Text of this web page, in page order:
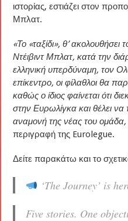
ιστορίας, εστιάζει στον
Μπλατ.
«Το «ταξίδι», θ’
Ντέιβιντ Μπλατ, κατά την
ελληνική υπερδύναμη, τον
επίκεντρο, οι φίλαθλοι θα
καθώς ο ίδιος φαίνεται ότι
στην Ευρωλίγκα και θέλει να
αναμονή της νέας του ομάδα,
περιγραφή της Eurolegue.
Δείτε παρακάτω και το
‘The Journey’ is
Five stories. One